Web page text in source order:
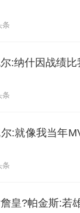
条
:纳什因战绩
条
:就像我当年
条
皇?帕金斯:若